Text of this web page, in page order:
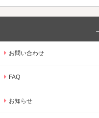
お問い合わせ
FAQ
お知らせ